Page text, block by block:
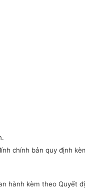
chính bản quy định
hành kèm theo Quyết